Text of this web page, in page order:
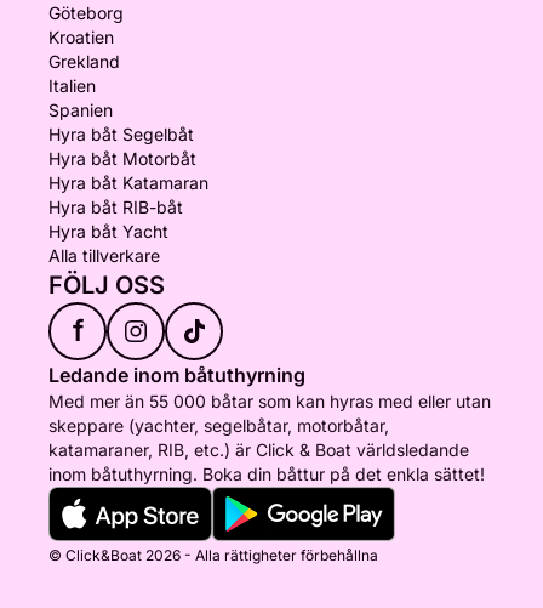
Göteborg
Kroatien
Grekland
Italien
Spanien
Hyra båt Segelbåt
Hyra båt Motorbåt
Hyra båt Katamaran
Hyra båt RIB-båt
Hyra båt Yacht
Alla tillverkare
FÖLJ OSS
f
Ledande inom båtuthyrning
Med mer än 55 000 båtar som kan hyras med eller utan
skeppare (yachter, segelbåtar, motorbåtar,
katamaraner, RIB, etc.) är Click & Boat världsledande
inom båtuthyrning. Boka din båttur på det enkla sättet!
© Click&Boat 2026 - Alla rättigheter förbehållna